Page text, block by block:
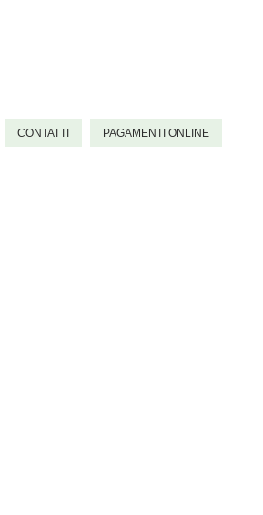
CONTATTI PAGAMENTI ONLINE